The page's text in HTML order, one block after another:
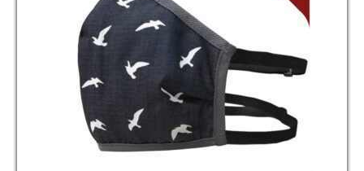
választhatók